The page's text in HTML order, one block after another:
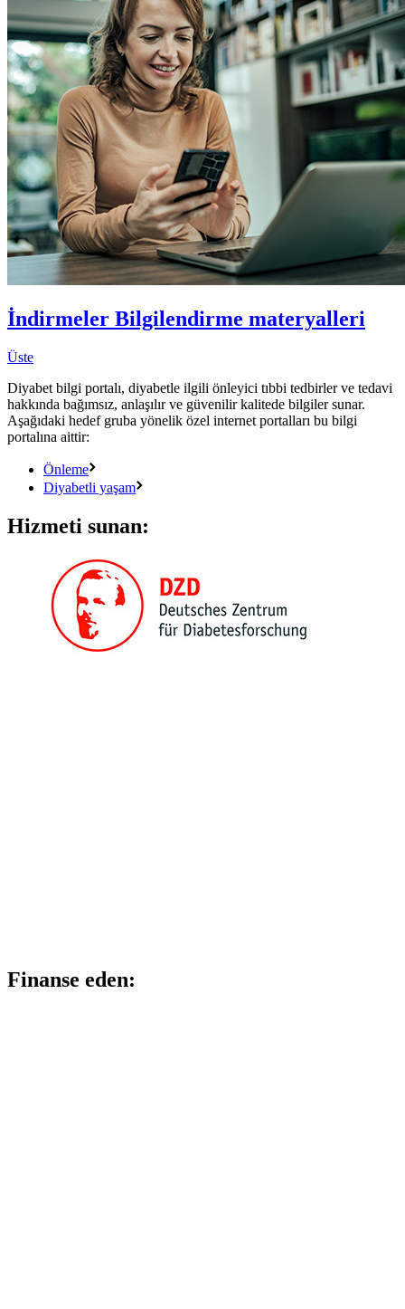
İndirmeler Bilgilendirme materyalleri
Üste
Diyabet bilgi portalı, diyabetle ilgili önleyici tıbbi tedbirler ve tedavi
hakkında bağımsız, anlaşılır ve güvenilir kalitede bilgiler sunar.
Aşağıdaki hedef gruba yönelik özel internet portalları bu bilgi
portalına aittir:
Önleme
Diyabetli yaşam
Hizmeti sunan:
Finanse eden: